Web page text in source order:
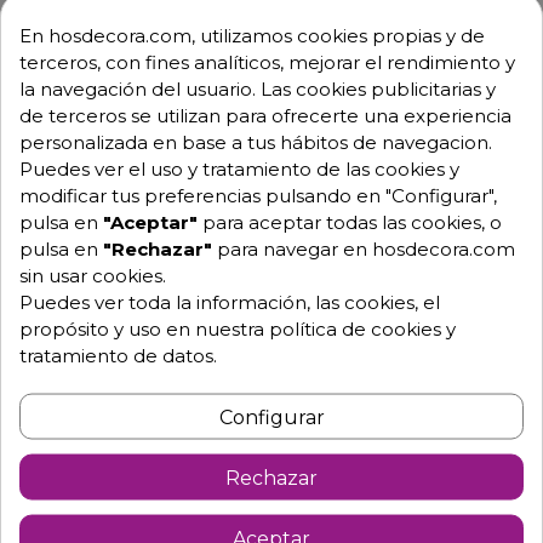
Garantía mínima de 1 año.
Pago 100% seguro.
Consulta tus dudas con nosotros.
976 25 59 91
info@hosdecora.com
Hablemos
Pide tu presupuesto
En hosdecora.com, utilizamos cookies propias y de
terceros, con fines analíticos, mejorar el rendimiento y
la navegación del usuario. Las cookies publicitarias y
de terceros se utilizan para ofrecerte una experiencia
personalizada en base a tus hábitos de navegacion.
Puedes ver el uso y tratamiento de las cookies y
modificar tus preferencias pulsando en "Configurar",
pulsa en "Aceptar" para aceptar todas las cookies, o
pulsa en "Rechazar" para navegar en hosdecora.com
sin usar cookies.
Puedes ver toda la información, las cookies, el
propósito y uso en nuestra política de cookies y
tratamiento de datos.
Configurar
Rechazar